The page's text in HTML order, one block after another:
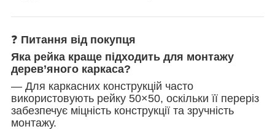
❓ Питання від покупця
Яка рейка краще підходить для монтажу
дерев’яного каркаса?
— Для каркасних конструкцій часто
використовують рейку 50×50, оскільки її переріз
забезпечує міцність конструкції та зручність
монтажу.